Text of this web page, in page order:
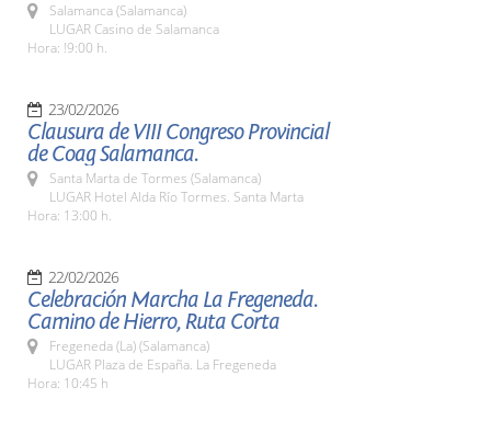
Salamanca (Salamanca)
LUGAR Casino de Salamanca
Hora: !9:00 h.
23/02/2026
Clausura de VIII Congreso Provincial
de Coag Salamanca.
Santa Marta de Tormes (Salamanca)
LUGAR Hotel Alda Río Tormes. Santa Marta
Hora: 13:00 h.
22/02/2026
Celebración Marcha La Fregeneda.
Camino de Hierro, Ruta Corta
Fregeneda (La) (Salamanca)
LUGAR Plaza de España. La Fregeneda
Hora: 10:45 h